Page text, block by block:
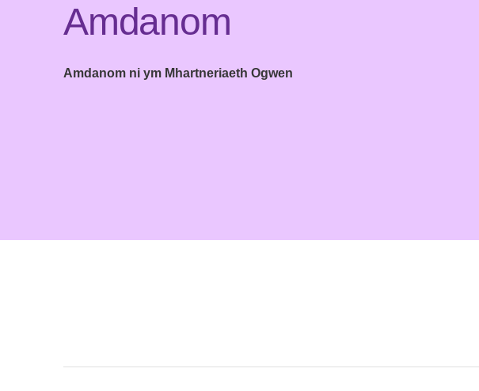
Amdanom
Amdanom ni ym Mhartneriaeth Ogwen